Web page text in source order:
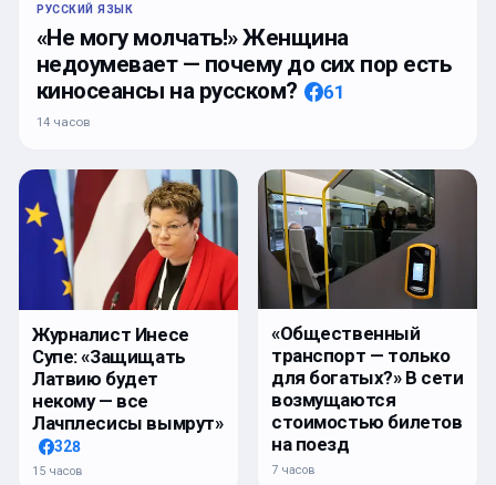
РУССКИЙ ЯЗЫК
«Не могу молчать!» Женщина
недоумевает — почему до сих пор есть
киносеансы на русском?
61
14 часов
Журналист Инесе
Супе: «Защищать
Латвию будет
некому — все
Лачплесисы вымрут»
328
15 часов
«Общественный
транспорт — только
для богатых?» В сети
возмущаются
стоимостью билетов
на поезд
7 часов